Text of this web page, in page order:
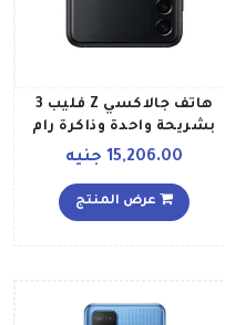
هاتف جالاكسي Z فليب 3
بشريحة واحدة وذاكرة رام
سعة 8 جيجابايت وذاكرة
ويدعم تقنية 5G، لون أسود
فانتوم إصدار عالمي
15,206.00 جنيه
عرض المنتج